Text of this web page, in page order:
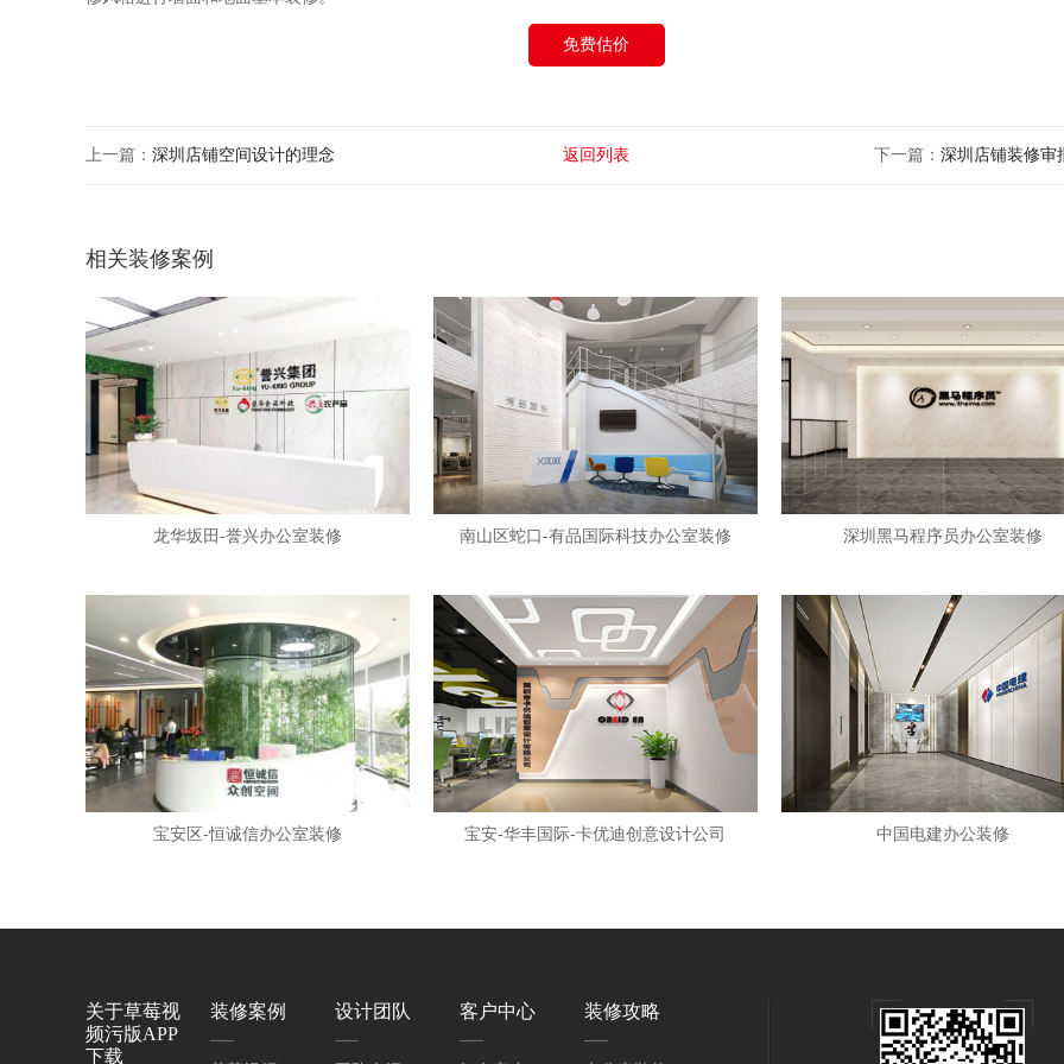
免费估价
上一篇： 深圳店铺空间设计的理念 下一篇： 深圳店铺装修审
返回列表
相关装修案例
龙华坂田-誉兴办公室装修 南山区蛇口-有品国际科技办公室装修 深圳黑马程序员办公室装修
宝安区-恒诚信办公室装修 宝安-华丰国际-卡优迪创意设计公司 中国电建办公装修
关于草莓视
频污版APP
下载
装修案例 设计团队 客户中心 装修攻略